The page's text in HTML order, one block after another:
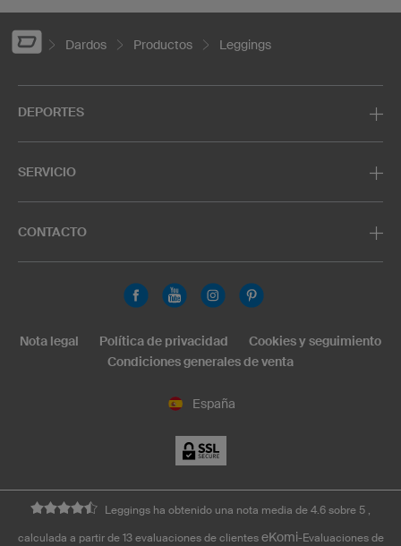
Dardos Productos Leggings
DEPORTES
SERVICIO
CONTACTO
España
Nota legal Política de privacidad
Cookies y seguimiento
Condiciones generales de venta
Leggings ha obtenido una nota media de 4.6 sobre 5 ,
calculada a partir de 13 evaluaciones de clientes eKomi-Evaluaciones de